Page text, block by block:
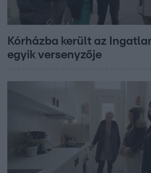
Kórházba került az
egyik versenyzője